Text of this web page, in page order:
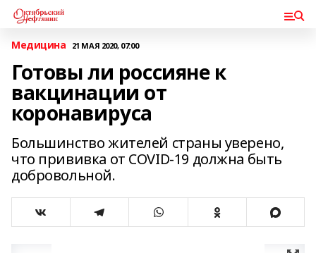
Медицина 21 МАЯ 2020, 07:00
Готовы ли россияне к
вакцинации от
коронавируса
Большинство жителей страны уверено,
что прививка от COVID-19 должна быть
добровольной.